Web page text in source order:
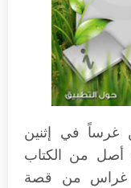
غرساً في إثنين
من الكتاب
غراس من قصة